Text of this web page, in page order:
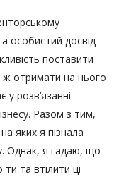
особистий досвід
поставити
ж отримати на нього
у розв’язанні
Разом з тим,
яких я пізнала
Однак, я гадаю, що
та втілити ці